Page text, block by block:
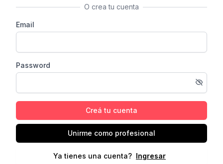
O crea tu cuenta
Email
Password
Creá tu cuenta
Unirme como profesional
Ya tienes una cuenta? Ingresar